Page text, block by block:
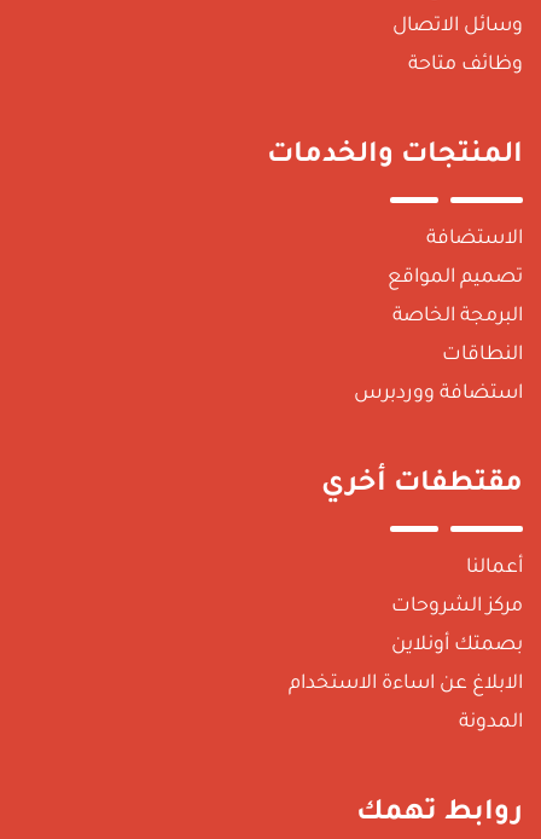
وسائل الاتصال
وظائف متاحة
المنتجات والخدمات
الاستضافة
تصميم المواقع
البرمجة الخاصة
النطاقات
استضافة ووردبرس
مقتطفات أخري
أعمالنا
مركز الشروحات
بصمتك أونلاين
الابلاغ عن اساءة الاستخدام
المدونة
روابط تهمك